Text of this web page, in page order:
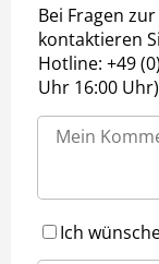
Bei Fragen
kontaktieren
Hotline: +49
Uhr 16:00
Ich